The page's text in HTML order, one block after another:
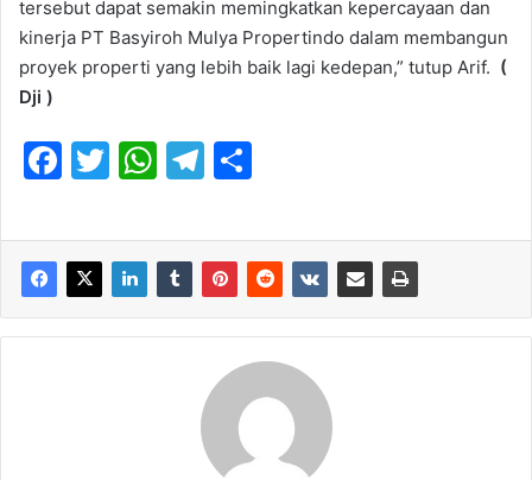
tersebut dapat semakin memingkatkan kepercayaan dan
kinerja PT Basyiroh Mulya Propertindo dalam membangun
proyek properti yang lebih baik lagi kedepan,” tutup Arif. (
Dji )
F
c
e
b
o
T
itt
er
W
at
s
A
p
T
e
gr
a
m
ar
e